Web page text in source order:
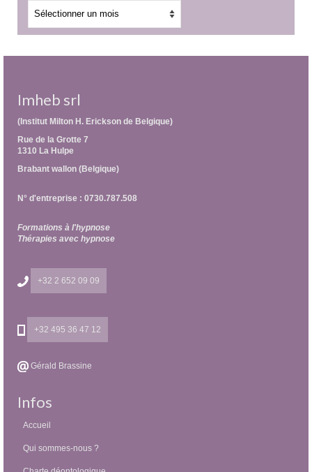
Imheb srl
(Institut Milton H. Erickson de Belgique)
Rue de la Grotte 7
1310 La Hulpe
Brabant wallon (Belgique)
N° d'entreprise : 0730.787.508
Formations à l'hypnose
Thérapies avec hypnose
+32 2 652 09 09
+32 495 36 47 12
Gérald Brassine
Infos
Accueil
Qui sommes-nous ?